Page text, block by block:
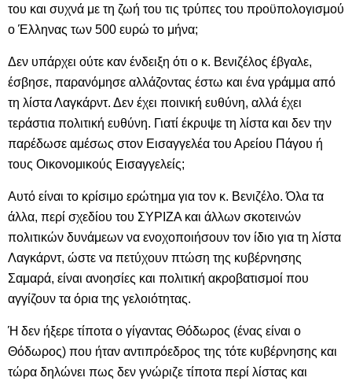
του και συχνά με τη ζωή του τις τρύπες του προϋπολογισμού
ο Έλληνας των 500 ευρώ το μήνα;
Δεν υπάρχει ούτε καν ένδειξη ότι ο κ. Βενιζέλος έβγαλε,
έσβησε, παρανόμησε αλλάζοντας έστω και ένα γράμμα από
τη λίστα Λαγκάρντ. Δεν έχει ποινική ευθύνη, αλλά έχει
τεράστια πολιτική ευθύνη. Γιατί έκρυψε τη λίστα και δεν την
παρέδωσε αμέσως στον Εισαγγελέα του Αρείου Πάγου ή
τους Οικονομικούς Εισαγγελείς;
Αυτό είναι το κρίσιμο ερώτημα για τον κ. Βενιζέλο. Όλα τα
άλλα, περί σχεδίου του ΣΥΡΙΖΑ και άλλων σκοτεινών
πολιτικών δυνάμεων να ενοχοποιήσουν τον ίδιο για τη λίστα
Λαγκάρντ, ώστε να πετύχουν πτώση της κυβέρνησης
Σαμαρά, είναι ανοησίες και πολιτική ακροβατισμοί που
αγγίζουν τα όρια της γελοιότητας.
Ή δεν ήξερε τίποτα ο γίγαντας Θόδωρος (ένας είναι ο
Θόδωρος) που ήταν αντιπρόεδρος της τότε κυβέρνησης και
τώρα δηλώνει πως δεν γνώριζε τίποτα περί λίστας και